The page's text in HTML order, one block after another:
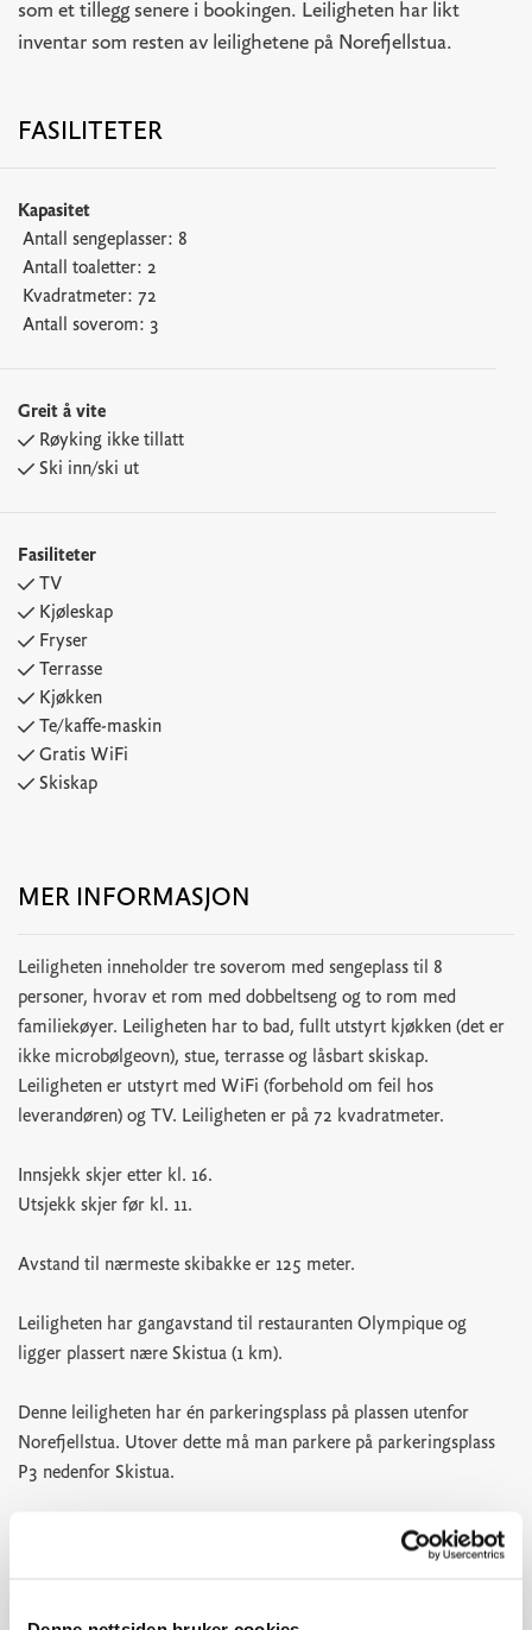
som et tillegg senere i bookingen. Leiligheten har likt
inventar som resten av leilighetene på Norefjellstua.
FASILITETER
Kapasitet
Antall sengeplasser: 8
Antall toaletter: 2
Kvadratmeter: 72
Antall soverom: 3
Greit å vite
Røyking ikke tillatt
Ski inn/ski ut
Fasiliteter
TV
Kjøleskap
Fryser
Terrasse
Kjøkken
Te/kaffe-maskin
Gratis WiFi
Skiskap
MER INFORMASJON
Leiligheten inneholder tre soverom med sengeplass til 8
personer, hvorav et rom med dobbeltseng og to rom med
familiekøyer. Leiligheten har to bad, fullt utstyrt kjøkken (det er
ikke microbølgeovn), stue, terrasse og låsbart skiskap.
Leiligheten er utstyrt med WiFi (forbehold om feil hos
leverandøren) og TV. Leiligheten er på 72 kvadratmeter.
Innsjekk skjer etter kl. 16.
Utsjekk skjer før kl. 11.
Avstand til nærmeste skibakke er 125 meter.
Leiligheten har gangavstand til restauranten Olympique og
ligger plassert nære Skistua (1 km).
Denne leiligheten har én parkeringsplass på plassen utenfor
Norefjellstua. Utover dette må man parkere på parkeringsplass
P3 nedenfor Skistua.